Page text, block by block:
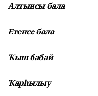
Алтынсы бала
Етенсе бала
Ҡыш бабай
Ҡарһылыу